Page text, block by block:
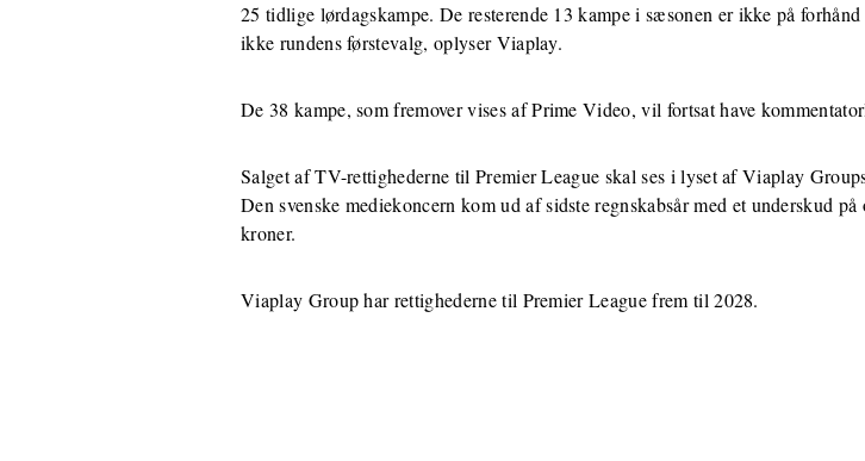
25 tidlige lørdagskampe. De resterende 13 kampe i sæsonen er ikke på
ikke rundens førstevalg, oplyser Viaplay.
De 38 kampe, som fremover vises af Prime Video, vil fortsat have
Salget af TV-rettighederne til Premier League skal ses i lyset af Viaplay
Den svenske mediekoncern kom ud af sidste regnskabsår med et underskud
kroner.
Viaplay Group har rettighederne til Premier League frem til 2028.